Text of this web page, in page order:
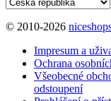
© 2010-2026
Impresum a
Ochrana
Všeobecné
odstoupení